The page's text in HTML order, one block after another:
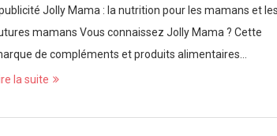
Jolly Mama : la nutrition pour les mamans et les
mamans Vous connaissez Jolly Mama ? Cette
de compléments et produits alimentaires…
la suite